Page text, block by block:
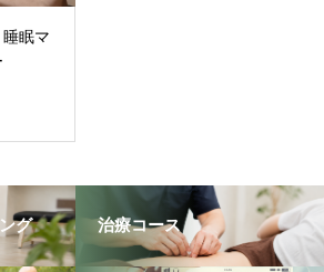
眠マ
グ 治療コース